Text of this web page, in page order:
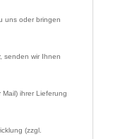
uns oder bringen
senden wir Ihnen
ihrer Lieferung
(zzgl.